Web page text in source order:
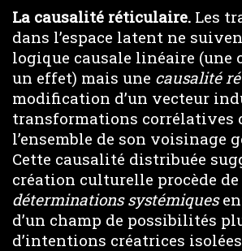
La causalité réticulaire. Les
dans l’espace latent ne
logique causale linéaire (une
un effet) mais une causalité
modification d’un vecteur
transformations corrélatives
l’ensemble de son voisinage
Cette causalité distribuée
création culturelle procède de
déterminations systémiques
d’un champ de possibilités
d’intentions créatrices